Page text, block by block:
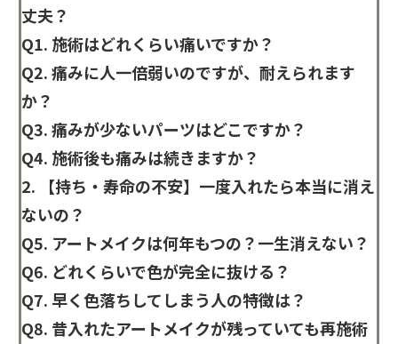
丈夫？
Q1. 施術はどれくらい痛いですか？
Q2. 痛みに人一倍弱いのですが、耐えられます
か？
Q3. 痛みが少ないパーツはどこですか？
Q4. 施術後も痛みは続きますか？
2. 【持ち・寿命の不安】一度入れたら本当に消え
ないの？
Q5. アートメイクは何年もつの？一生消えない？
Q6. どれくらいで色が完全に抜ける？
Q7. 早く色落ちしてしまう人の特徴は？
Q8. 昔入れたアートメイクが残っていても再施術